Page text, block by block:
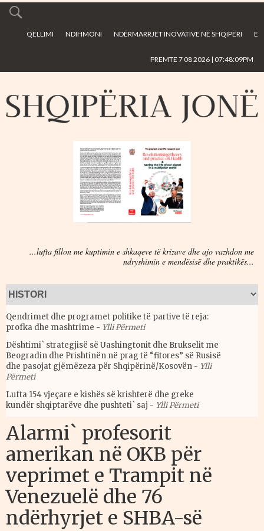
main
QËLLIMI NDIHMONI NDËRMARRJET INOVATIVE NË SHQIPËRI E
PREMTE 7 08 2026 | 07:48:09PM
...lufta fillon me kuptimin e shkaqeve të krizave dhe ajo vazhdon me
ndryshimin e mendësisë dhe praktikës...
Qendrimet dhe programet politike të partive të reja:
profka dhe mashtrime - Ylli Përmeti
Dështimi` strategjisë së Uashingtonit dhe Brukselit me
Beogradin dhe Prishtinën në prag të “fitores” së Rusisë
dhe pasojat gjëmëzeza për Shqipërinë/Kosovën - Ylli
Përmeti
Lufta 154 vjeçare e kishës së krishterë dhe greke
kundër shqiptarëve dhe pushteti` saj - Ylli Përmeti
Alarmi` profesorit
amerikan në OKB për
veprimet e Trampit në
Venezuelë dhe 76
ndërhyrjet e SHBA-së